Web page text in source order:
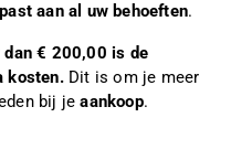
aan al uw behoeften.
€ 200,00 is de
kosten.Dit is om je meer
bij jeaankoop.